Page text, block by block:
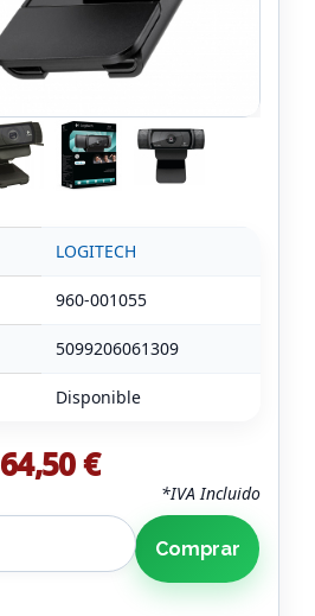
LOGITECH
960-001055
5099206061309
Disponible
64,50 €
*IVA Incluido
Comprar